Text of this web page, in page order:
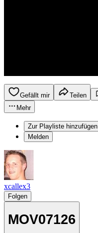
Gefällt mir Teilen
Mehr
Zur Playliste hinzufügen
Melden
xcallex3
Folgen
MOV07126